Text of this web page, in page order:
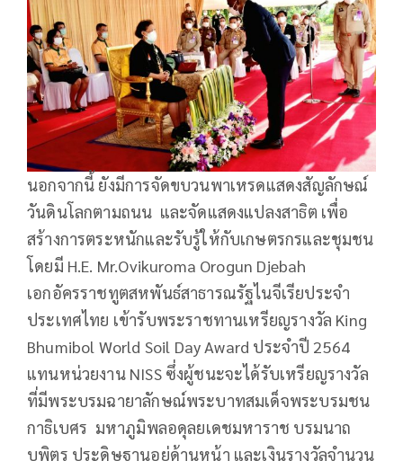
นอกจากนี้ ยังมีการจัดขบวนพาเหรดแสดงสัญลักษณ์
วันดินโลกตามถนน และจัดแสดงแปลงสาธิต เพื่อ
สร้างการตระหนักและรับรู้ให้กับเกษตรกรและชุมชน
โดยมี H.E. Mr.Ovikuroma Orogun Djebah
เอกอัครราชทูตสหพันธ์สาธารณรัฐไนจีเรียประจำ
ประเทศไทย เข้ารับพระราชทานเหรียญรางวัล King
Bhumibol World Soil Day Award ประจำปี 2564
แทนหน่วยงาน NISS ซึ่งผู้ชนะจะได้รับเหรียญรางวัล
ที่มีพระบรมฉายาลักษณ์พระบาทสมเด็จพระบรมชน
กาธิเบศร มหาภูมิพลอดุลยเดชมหาราช บรมนาถ
บพิตร ประดิษฐานอยู่ด้านหน้า และเงินรางวัลจำนวน